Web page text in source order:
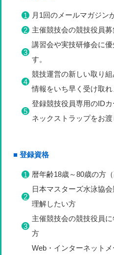
月1回のメールマガジン
主催競技会の競技役員募
講習会や実技研修会に
す。
競技運営の新しい取り
情報をいち早く受け取れ
登録競技役員専用のID
ネックストラップをお渡
■ 登録資格
暦年齢18歳～80歳の方（
日本マスターズ水泳協
理解したい方
主催競技会の競技役員
方
Web・インターネット